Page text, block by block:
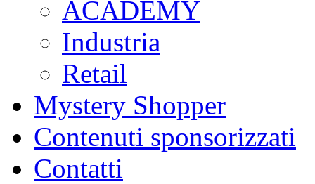
ACADEMY
Industria
Retail
Mystery Shopper
Contenuti sponsorizzati
Contatti